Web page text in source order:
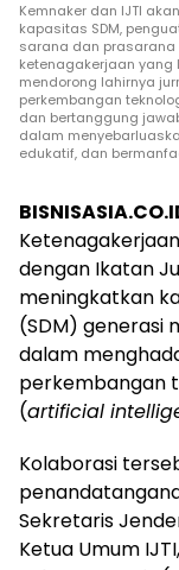
Kemnaker dan IJTI
kapasitas SDM,
sarana dan prasarana
ketenagakerjaan yang
mendorong lahirnya
perkembangan
dan bertanggung
dalam
edukatif, dan
dengan Ikatan
meningkatkan
(SDM) generasi
dalam
perkembangan
(artificial
Kolaborasi
Sekretaris
Ketua Umum